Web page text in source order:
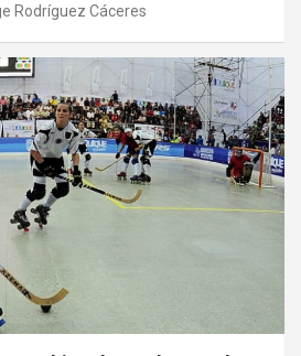
Rodríguez Cáceres